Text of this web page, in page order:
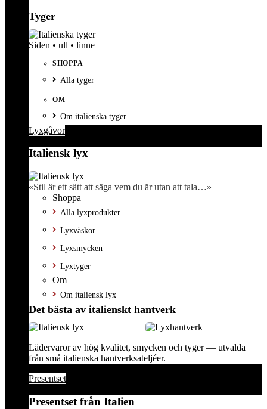
Tyger
Siden • ull • linne
SHOPPA
Alla tyger
OM
Om italienska tyger
Lyxgåvor
Italiensk lyx
«Stil är ett sätt att säga vem du är utan att tala…»
Shoppa
Alla lyxprodukter
Lyxväskor
Lyxsmycken
Lyxtyger
Om
Om italiensk lyx
Det bästa av italienskt hantverk
Lädervaror av hög kvalitet, smycken och tyger — utvalda
från små italienska hantverksateljéer.
Presentset
Presentset från Italien